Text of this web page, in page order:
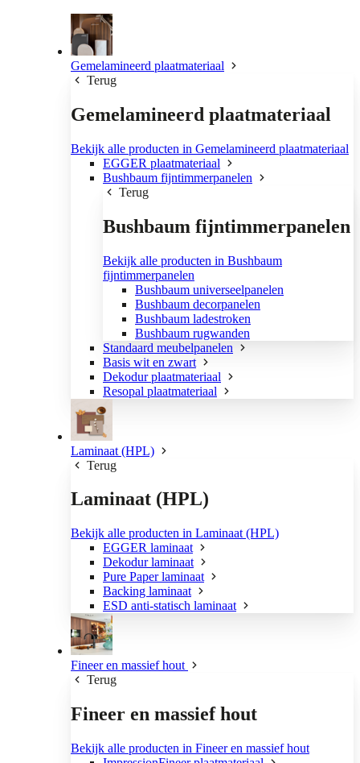
Gemelamineerd plaatmateriaal
Terug
Gemelamineerd plaatmateriaal
Bekijk alle producten in Gemelamineerd plaatmateriaal
EGGER plaatmateriaal
Bushbaum fijntimmerpanelen
Terug
Bushbaum fijntimmerpanelen
Bekijk alle producten in Bushbaum
fijntimmerpanelen
Bushbaum universeelpanelen
Bushbaum decorpanelen
Bushbaum ladestroken
Bushbaum rugwanden
Standaard meubelpanelen
Basis wit en zwart
Dekodur plaatmateriaal
Resopal plaatmateriaal
Laminaat (HPL)
Terug
Laminaat (HPL)
Bekijk alle producten in Laminaat (HPL)
EGGER laminaat
Dekodur laminaat
Pure Paper laminaat
Backing laminaat
ESD anti-statisch laminaat
Fineer en massief hout
Terug
Fineer en massief hout
Bekijk alle producten in Fineer en massief hout